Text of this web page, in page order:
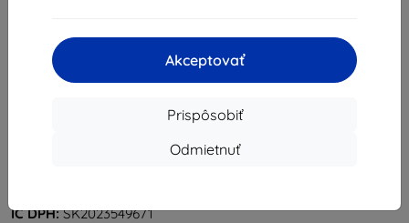
Akceptovať
Prispôsobiť
Odmietnuť
Ulica Rudolfa Mocka 3750/2A
IČ DPH:SK2023549671